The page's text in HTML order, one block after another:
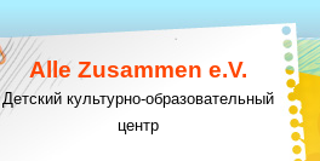
Alle Zusammen e.V.
Детский культурно-образовательный
центр